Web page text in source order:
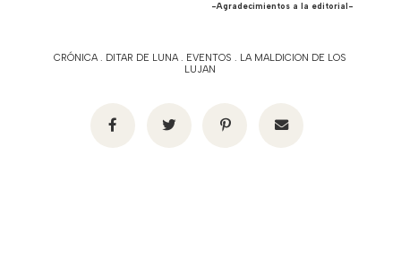
-Agradecimientos a la editorial-
CRÓNICA. DITAR DE LUNA. EVENTOS . LA MALDICION DE LOS
LUJAN